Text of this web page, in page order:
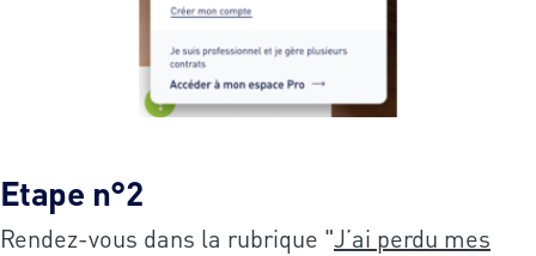
Etape n°2
Rendez-vous dans la rubrique "J’ai perdu mes